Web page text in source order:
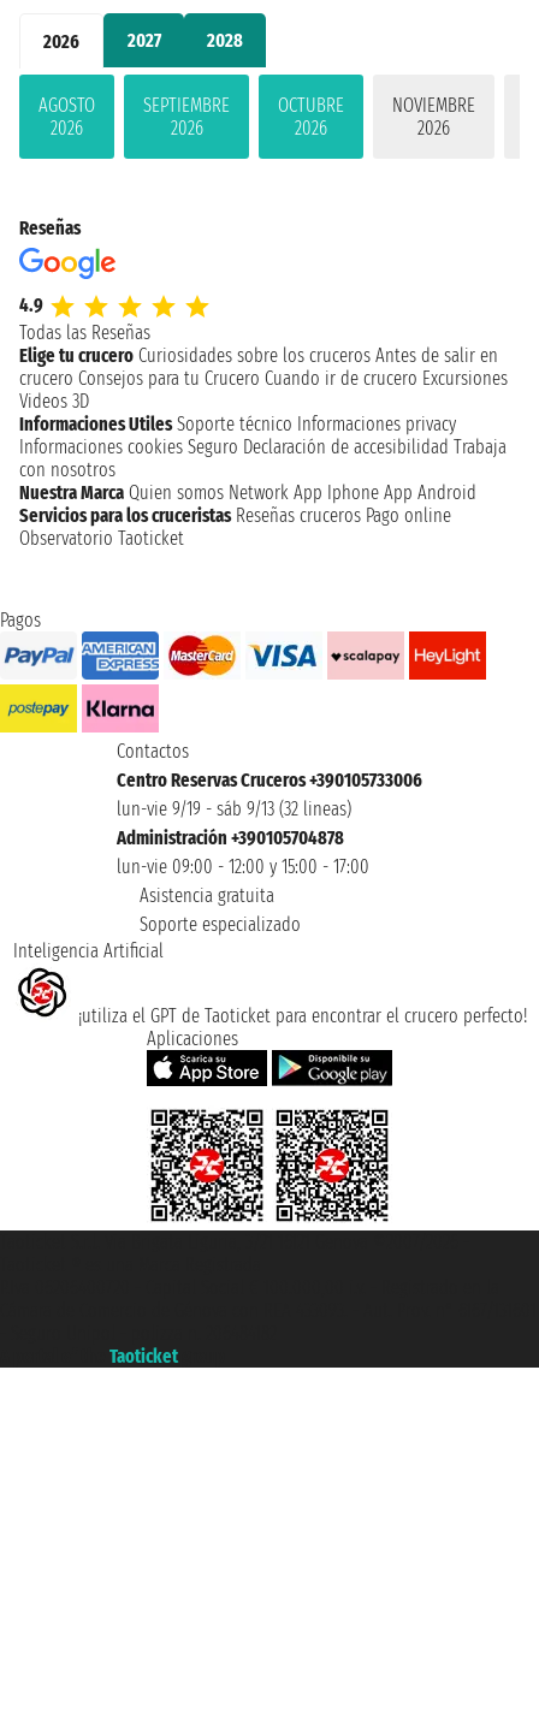
2026 2027 2028
AGOSTO
2026
SEPTIEMBRE
2026
OCTUBRE
2026
NOVIEMBRE
2026
Reseñas
4.9
Todas las Reseñas
Elige tu crucero Curiosidades sobre los cruceros Antes de salir en
crucero Consejos para tu Crucero Cuando ir de crucero Excursiones
Videos 3D
Informaciones Utiles Soporte técnico Informaciones privacy
Informaciones cookies Seguro Declaración de accesibilidad Trabaja
con nosotros
Nuestra Marca Quien somos Network App Iphone App Android
Servicios para los cruceristas Reseñas cruceros Pago online
Observatorio Taoticket
Pagos
Contactos
Centro Reservas Cruceros +390105733006
lun-vie 9/19 - sáb 9/13 (32 lineas)
Administración +390105704878
lun-vie 09:00 - 12:00 y 15:00 - 17:00
Asistencia gratuita
Soporte especializado
Inteligencia Artificial
¡utiliza el GPT de Taoticket para encontrar el crucero perfecto!
Aplicaciones
Taoticket